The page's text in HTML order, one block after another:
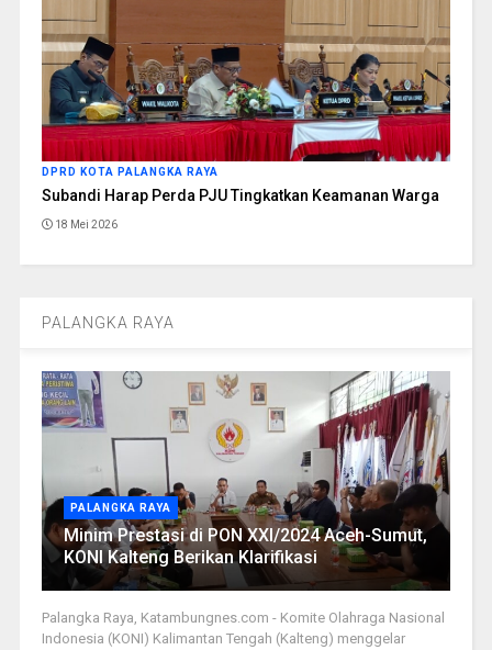
DPRD KOTA PALANGKA RAYA
Subandi Harap Perda PJU Tingkatkan Keamanan Warga
18 Mei 2026
PALANGKA RAYA
PALANGKA RAYA
Minim Prestasi di PON XXI/2024 Aceh-Sumut,
KONI Kalteng Berikan Klarifikasi
Palangka Raya, Katambungnes.com - Komite Olahraga Nasional
Indonesia (KONI) Kalimantan Tengah (Kalteng) menggelar